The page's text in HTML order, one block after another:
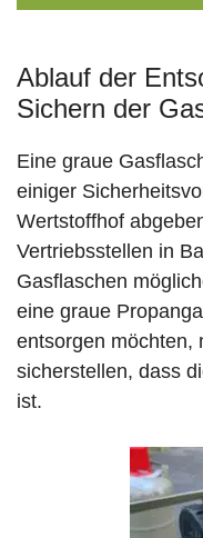
Ablauf der
Sichern der
Eine graue
einiger
Wertstoffhof
Vertriebsstellen in
Gasflaschen
eine graue
entsorgen möchten,
sicherstellen, dass
ist.